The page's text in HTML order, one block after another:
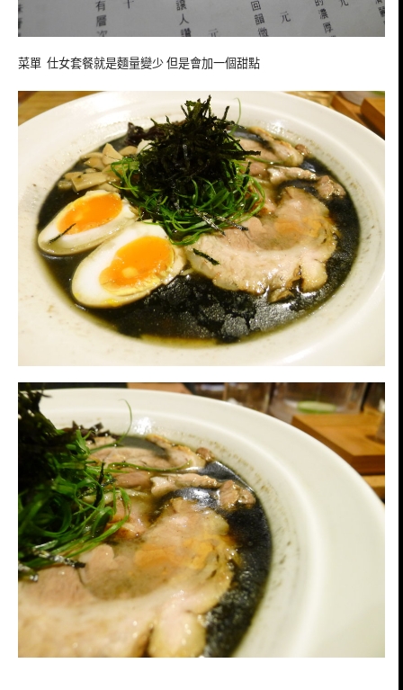
菜單 仕女套餐就是麵量變少 但是會加一個甜點